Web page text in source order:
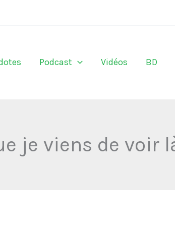
Podcast Vidéos BD
je viens de voir